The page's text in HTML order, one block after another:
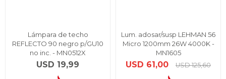
Lámpara de techo
REFLECTO 90 negro p/GU10
no inc. - MN0512X
USD 19,99
Lum. adosar/susp LEHMAN 56
Micro 1200mm 26W 4000K -
MN1605
USD 61,00 USD 125,60